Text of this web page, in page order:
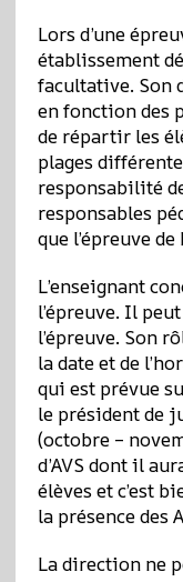
Lors d’une
établissement
facultative. Son
en fonction des
de répartir les
plages
responsabilité
responsables
que l’épreuve
L’enseignant
l’épreuve. Il
l’épreuve. Son
la date et de
qui est prévue
le président de
(octobre –
d’AVS dont il
élèves et c’est
la présence des
La direction ne